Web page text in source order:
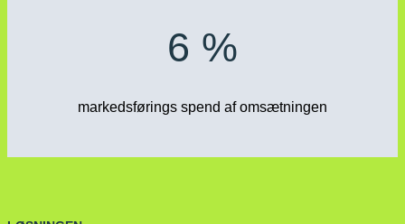
6 %
markedsførings spend af omsætningen